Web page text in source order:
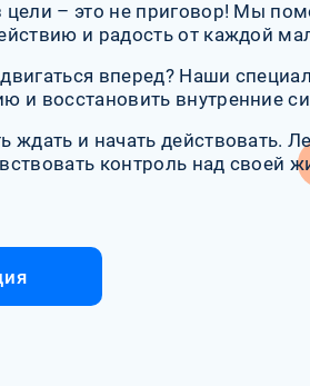
цели – это не приговор! Мы
и радость от каждой
вперед? Наши
и восстановить внутренние
ждать и начать действовать.
контроль над своей